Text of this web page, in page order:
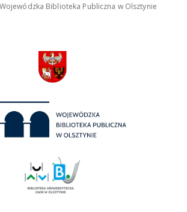
Biblioteka Publiczna w Olsztynie